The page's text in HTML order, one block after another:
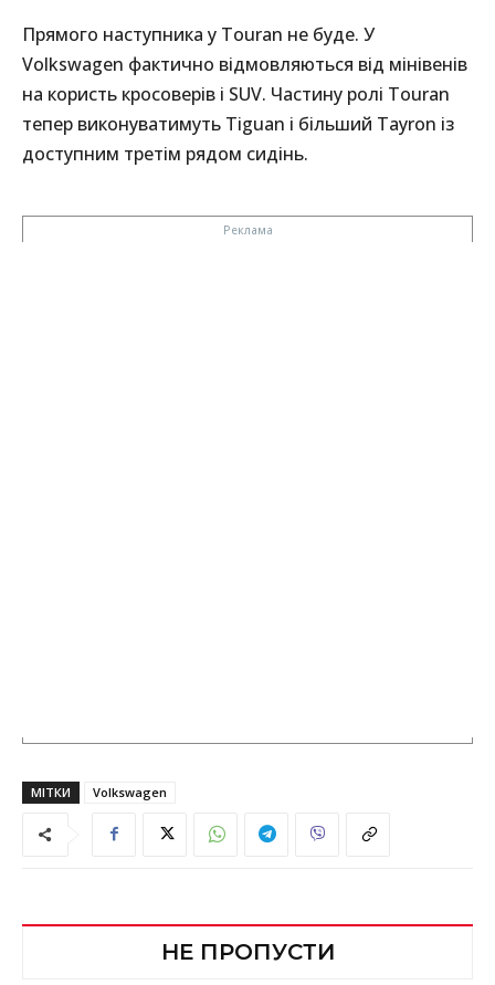
Прямого наступника у Touran не буде. У
Volkswagen фактично відмовляються від мінівенів
на користь кросоверів і SUV. Частину ролі Touran
тепер виконуватимуть Tiguan і більший Tayron із
доступним третім рядом сидінь.
МІТКИ Volkswagen
НЕ ПРОПУСТИ